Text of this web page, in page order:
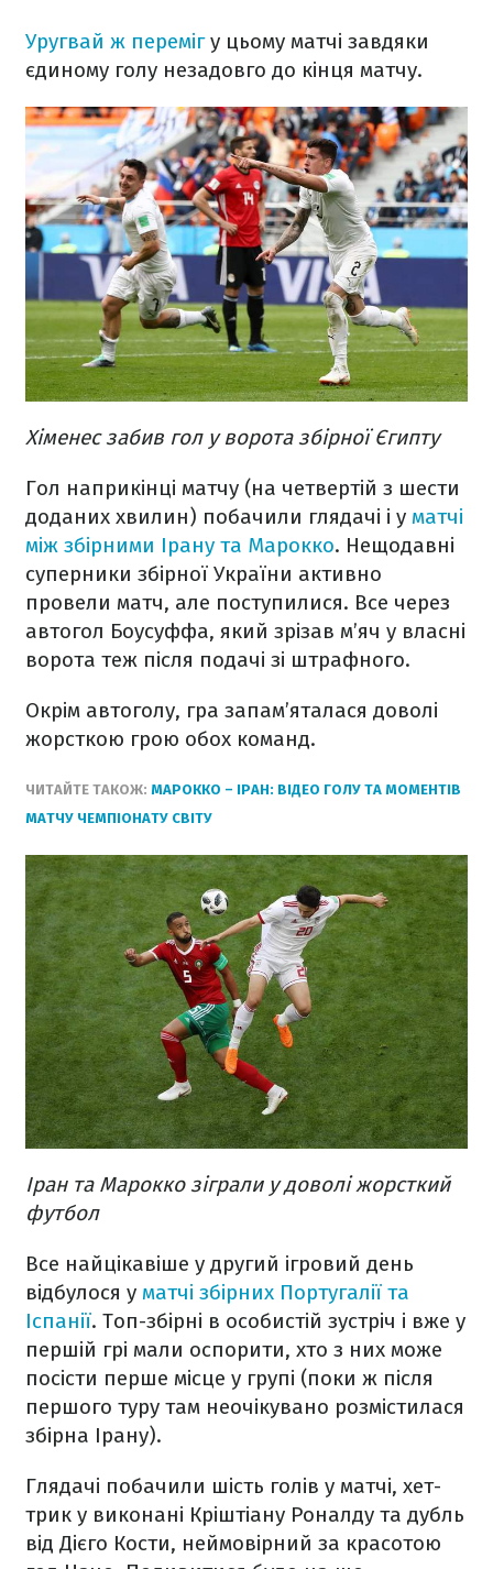
Уругвай ж перемігу цьому матчі завдяки
єдиному голу незадовго до кінця матчу.
Хіменес забив гол у ворота збірної Єгипту
Гол наприкінці матчу (на четвертій з шести
доданих хвилин) побачили глядачі і у матчі
між збірними Ірану та Марокко. Нещодавні
суперники збірної України активно
провели матч, але поступилися. Все через
автогол Боусуффа, який зрізав м’яч у власні
ворота теж після подачі зі штрафного.
Окрім автоголу, гра запам’яталася доволі
жорсткою грою обох команд.
ЧИТАЙТЕ ТАКОЖ: МАРОККО – ІРАН: ВІДЕО ГОЛУ ТА МОМЕНТІВ
МАТЧУ ЧЕМПІОНАТУ СВІТУ
Іран та Марокко зіграли у доволі жорсткий
футбол
Все найцікавіше у другий ігровий день
відбулося у матчі збірних Португалії та
Іспанії. Топ-збірні в особистій зустріч і вже у
першій грі мали оспорити, хто з них може
посісти перше місце у групі (поки ж після
першого туру там неочікувано розмістилася
збірна Ірану).
Глядачі побачили шість голів у матчі, хет-
трик у виконані Кріштіану Роналду та дубль
від Дієго Кости, неймовірний за красотою